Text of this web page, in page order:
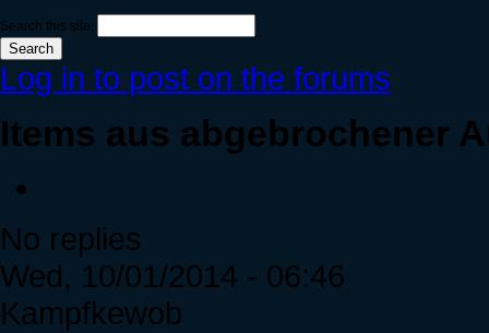
Search this site:
Log in to post on the forums
Items aus abgebrochener
No replies
Wed, 10/01/2014 - 06:46
Kampfkewob